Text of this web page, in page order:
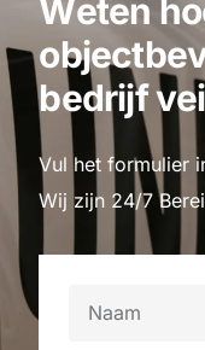
Weten ho
objectbe
bedrijfvei
Vul het formulier
Wij zijn 24/7